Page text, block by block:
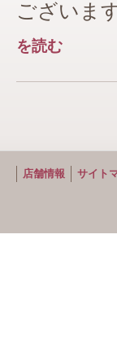
ございま
を読む
店舗情報 サイト